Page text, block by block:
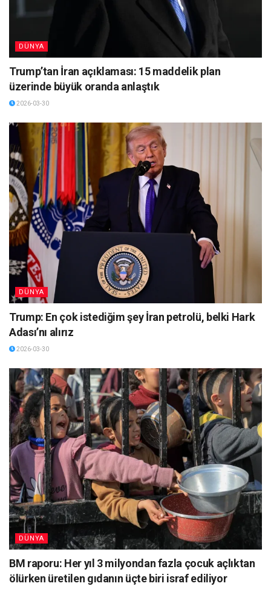
DÜNYA
Trump’tan İran açıklaması: 15 maddelik plan
üzerinde büyük oranda anlaştık
2026-03-30
DÜNYA
Trump: En çok istediğim şey İran petrolü, belki Hark
Adası’nı alırız
2026-03-30
DÜNYA
BM raporu: Her yıl 3 milyondan fazla çocuk açlıktan
ölürken üretilen gıdanın üçte biri israf ediliyor